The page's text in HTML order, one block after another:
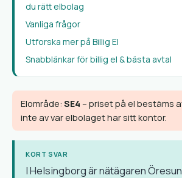
du rätt elbolag
Vanliga frågor
Utforska mer på Billig El
Snabblänkar för billig el & bästa avtal
Elområde: SE4 – priset på el bestäms
inte av var elbolaget har sitt kontor.
KORT SVAR
I Helsingborg är nätägaren